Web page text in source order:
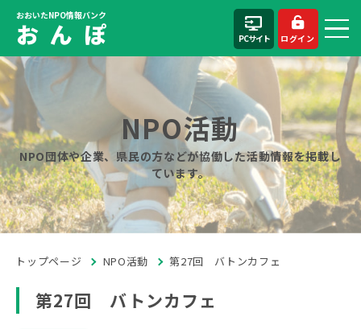
おおいたNPO情報バンク
お ん ぽ PCサイト ログイン
NPO活動
NPO団体や企業、県民の方などが協働した活動情報を掲載し
ています。
トップページ NPO活動 第27回 バトンカフェ
第27回 バトンカフェ